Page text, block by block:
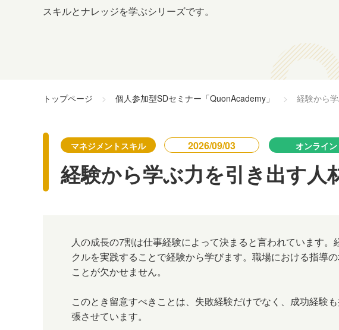
スキルとナレッジを学ぶシリーズです。
トップページ 個人参加型SDセミナー「QuonAcademy」 経験から
マネジメントスキル 2026/09/03 オンライン
経験から学ぶ力を引き出す人
人の成長の7割は仕事経験によって決まると言われています
クルを実践することで経験から学びます。職場における指導
ことが欠かせません。
このとき留意すべきことは、失敗経験だけでなく、成功経験
張させています。